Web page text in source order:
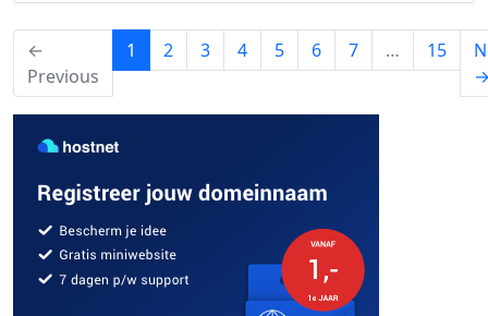
←
Previous
1 (current)
2 3 4 5 6 7 … 15